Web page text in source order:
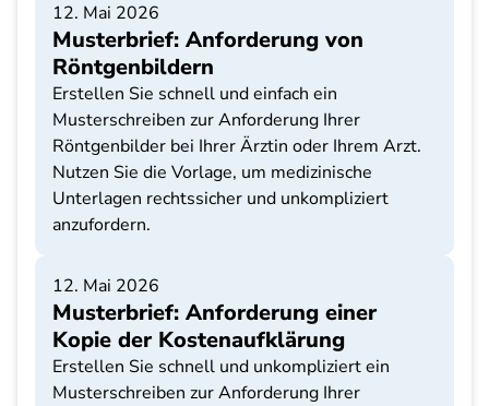
12. Mai 2026
Musterbrief: Anforderung von
Röntgenbildern
Erstellen Sie schnell und einfach ein
Musterschreiben zur Anforderung Ihrer
Röntgenbilder bei Ihrer Ärztin oder Ihrem Arzt.
Nutzen Sie die Vorlage, um medizinische
Unterlagen rechtssicher und unkompliziert
anzufordern.
12. Mai 2026
Musterbrief: Anforderung einer
Kopie der Kostenaufklärung
Erstellen Sie schnell und unkompliziert ein
Musterschreiben zur Anforderung Ihrer